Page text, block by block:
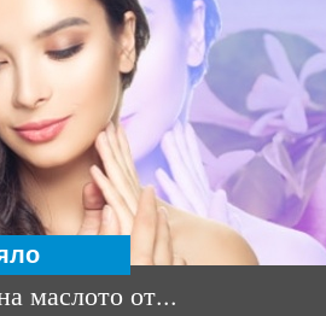
маслото от...